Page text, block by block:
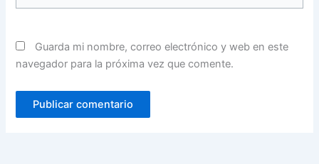
Guarda mi nombre, correo electrónico y web en este
navegador para la próxima vez que comente.